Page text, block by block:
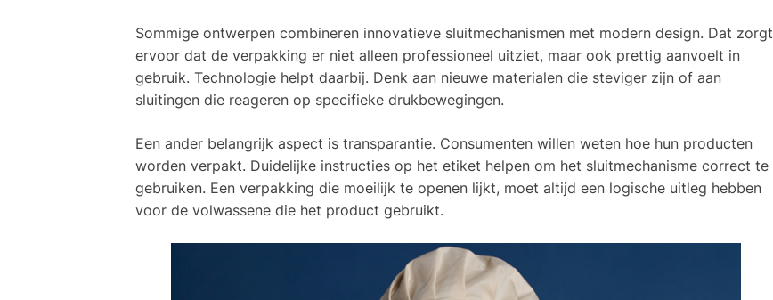
Sommige ontwerpen combineren innovatieve sluitmechanismen met modern design. Dat zorgt
ervoor dat de verpakking er niet alleen professioneel uitziet, maar ook prettig aanvoelt in
gebruik. Technologie helpt daarbij. Denk aan nieuwe materialen die steviger zijn of aan
sluitingen die reageren op specifieke drukbewegingen.
Een ander belangrijk aspect is transparantie. Consumenten willen weten hoe hun producten
worden verpakt. Duidelijke instructies op het etiket helpen om het sluitmechanisme correct te
gebruiken. Een verpakking die moeilijk te openen lijkt, moet altijd een logische uitleg hebben
voor de volwassene die het product gebruikt.